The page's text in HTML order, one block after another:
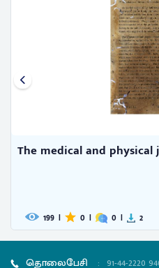
The medical and physical
199 | 0 | 0 | 2
தொலைபேசி : 91-44-2220